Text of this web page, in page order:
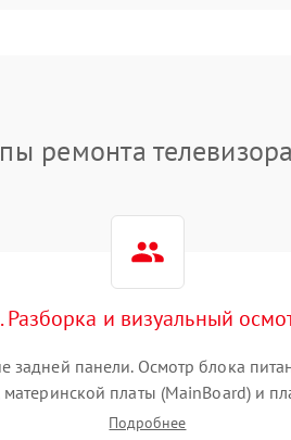
ремонта
Разборка и визуальный
задней панели. Осмотр блока
материнской платы (MainBoard) и
вздутые конденсаторы, прогары,
Подробнее